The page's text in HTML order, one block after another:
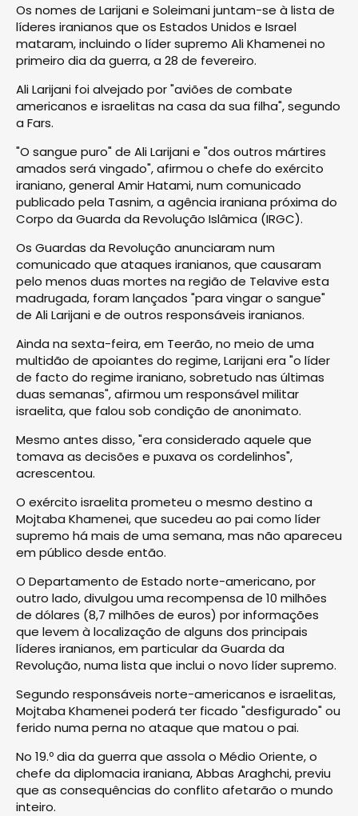
Os nomes de Larijani e Soleimani juntam-se à lista de
líderes iranianos que os Estados Unidos e Israel
mataram, incluindo o líder supremo Ali Khamenei no
primeiro dia da guerra, a 28 de fevereiro.
Ali Larijani foi alvejado por "aviões de combate
americanos e israelitas na casa da sua filha", segundo
a Fars.
"O sangue puro" de Ali Larijani e "dos outros mártires
amados será vingado", afirmou o chefe do exército
iraniano, general Amir Hatami, num comunicado
publicado pela Tasnim, a agência iraniana próxima do
Corpo da Guarda da Revolução Islâmica (IRGC).
Os Guardas da Revolução anunciaram num
comunicado que ataques iranianos, que causaram
pelo menos duas mortes na região de Telavive esta
madrugada, foram lançados "para vingar o sangue"
de Ali Larijani e de outros responsáveis iranianos.
Ainda na sexta-feira, em Teerão, no meio de uma
multidão de apoiantes do regime, Larijani era "o líder
de facto do regime iraniano, sobretudo nas últimas
duas semanas", afirmou um responsável militar
israelita, que falou sob condição de anonimato.
Mesmo antes disso, "era considerado aquele que
tomava as decisões e puxava os cordelinhos",
acrescentou.
O exército israelita prometeu o mesmo destino a
Mojtaba Khamenei, que sucedeu ao pai como líder
supremo há mais de uma semana, mas não apareceu
em público desde então.
O Departamento de Estado norte-americano, por
outro lado, divulgou uma recompensa de 10 milhões
de dólares (8,7 milhões de euros) por informações
que levem à localização de alguns dos principais
líderes iranianos, em particular da Guarda da
Revolução, numa lista que inclui o novo líder supremo.
Segundo responsáveis norte-americanos e israelitas,
Mojtaba Khamenei poderá ter ficado "desfigurado" ou
ferido numa perna no ataque que matou o pai.
No 19.º dia da guerra que assola o Médio Oriente, o
chefe da diplomacia iraniana, Abbas Araghchi, previu
que as consequências do conflito afetarão o mundo
inteiro.